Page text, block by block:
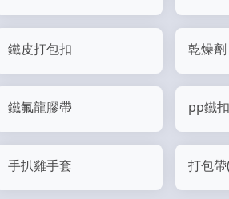
鐵皮打包扣 乾燥劑
鐵氟龍膠帶 pp鐵扣
手扒雞手套 打包